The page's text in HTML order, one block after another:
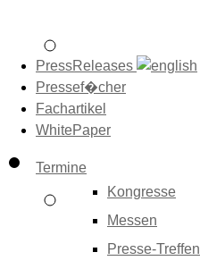
PressReleases
Pressef�cher
Fachartikel
WhitePaper
Termine
Kongresse
Messen
Presse-Treffen